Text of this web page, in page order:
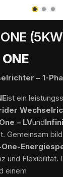
– 1-
ist ein
– LVund
Gemeinsam
und Flexibilität.
einem